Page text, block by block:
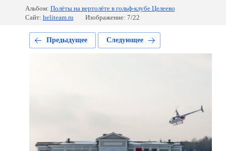
Альбом: Полёты на вертолёте в гольф-клубе Целеево
Сайт: heliteam.ru Изображение: 7/22
Предыдущее Следующее